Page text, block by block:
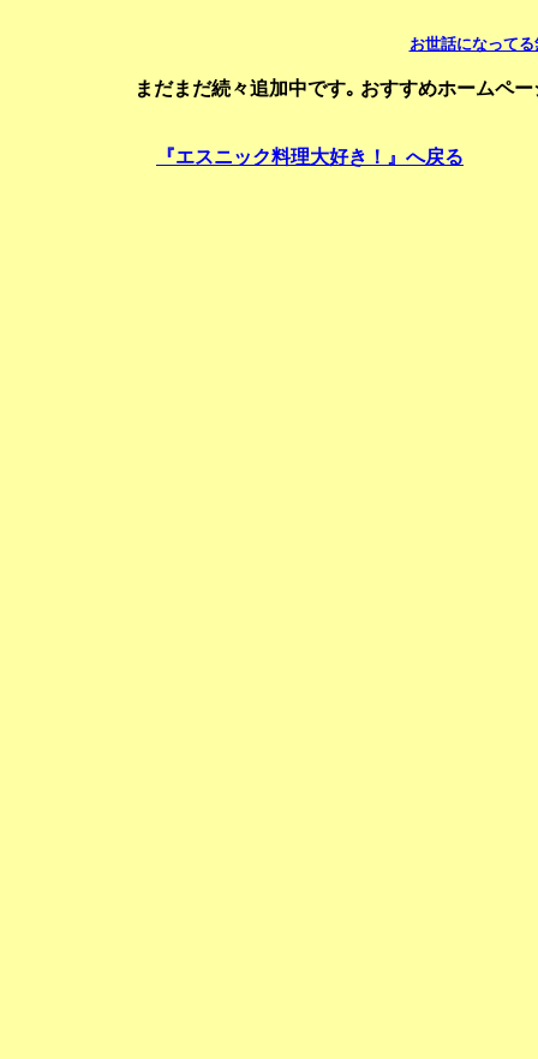
お世話になって
まだまだ続々追加中です｡ おすすめホームペ
『エスニック料理大好き！』へ戻る